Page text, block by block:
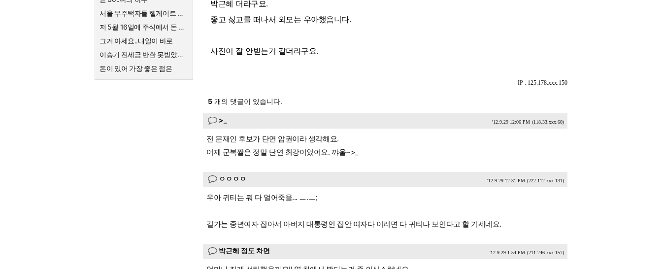
서울 무주택자들 헬게이트 열리네요
저 5월 16일에 주식에서 돈 90% 뺐다고 글 올렸어요
그거 아세요..내일이 바로
이승기 전세금 반환 못받았네요
돈이 있어 가장 좋은 점은
박근혜 더라구요.
좋고 싫고를 떠나서 외모는 우아했읍니다.
사진이 잘 안받는거 같더라구요.
IP : 125.178.xxx.150
5 개의 댓글이 있습니다.
>_ '12.9.29 12:06 PM (118.33.xxx.60)
전 문재인 후보가 단연 압권이라 생각해요.
어제 군복짤은 정말 단연 최강이었어요. 꺄울~>_
ㅇㅇㅇㅇ '12.9.29 12:31 PM (222.112.xxx.131)
우아 귀티는 뭐 다 얼어죽을... ㅡ.ㅡ;
길가는 중년여자 잡아서 아버지 대통령인 집안 여자다 이러면 다 귀티나 보인다고 할 기세네요.
박근혜 정도 차면 '12.9.29 1:54 PM (211.246.xxx.157)